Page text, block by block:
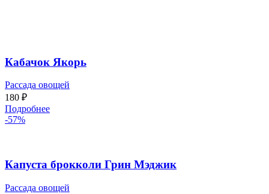
Кабачок Якорь
Рассада овощей
180 ₽
Подробнее
-57%
Капуста брокколи Грин Мэджик
Рассада овощей